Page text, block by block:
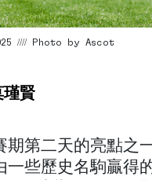
//// Photo by Ascot
瑾賢
第二天的亮點之
些歷史名駒贏得